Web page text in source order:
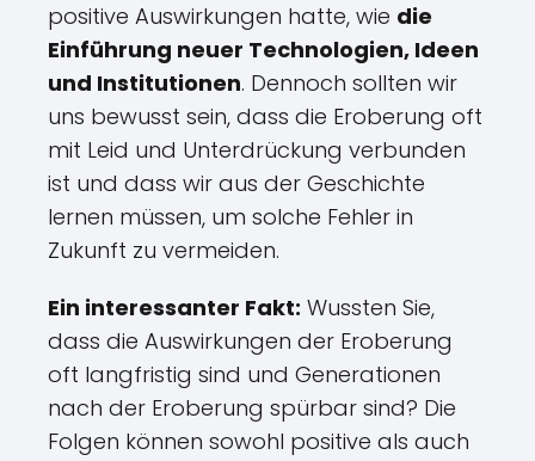
positive Auswirkungen hatte, wie die
Einführung neuer Technologien, Ideen
und Institutionen. Dennoch sollten wir
uns bewusst sein, dass die Eroberung oft
mit Leid und Unterdrückung verbunden
ist und dass wir aus der Geschichte
lernen müssen, um solche Fehler in
Zukunft zu vermeiden.
Ein interessanter Fakt: Wussten Sie,
dass die Auswirkungen der Eroberung
oft langfristig sind und Generationen
nach der Eroberung spürbar sind? Die
Folgen können sowohl positive als auch